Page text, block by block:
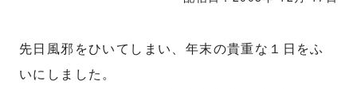
先日風邪をひいてしまい、年末の貴重な１日をふ
いにしました。